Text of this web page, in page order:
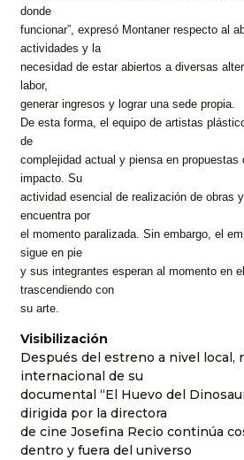
donde
funcionar”, expresó Montaner respecto al
actividades y la
necesidad de estar abiertos a diversas
labor,
generar ingresos y lograr una sede propia.
De esta forma, el equipo de artistas
de
complejidad actual y piensa en propuestas
impacto. Su
actividad esencial de realización de obras
encuentra por
el momento paralizada. Sin embargo, el
sigue en pie
y sus integrantes esperan al momento en
trascendiendo con
su arte.
Visibilización
Después del estreno a nivel local,
internacional de su
documental “El Huevo del
dirigida por la directora
de cine Josefina Recio continúa
dentro y fuera del universo